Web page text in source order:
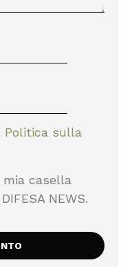
Politica sulla
mia casella
NEWS.